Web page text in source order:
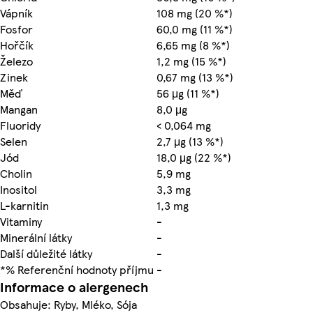
Vápník
108 mg (20 %*)
Fosfor
60,0 mg (11 %*)
Hořčík
6,65 mg (8 %*)
Železo
1,2 mg (15 %*)
Zinek
0,67 mg (13 %*)
Měď
56 μg (11 %*)
Mangan
8,0 μg
Fluoridy
< 0,064 mg
Selen
2,7 μg (13 %*)
Jód
18,0 μg (22 %*)
Cholin
5,9 mg
Inositol
3,3 mg
L-karnitin
1,3 mg
Vitaminy
-
Minerální látky
-
Další důležité látky
-
*% Referenční hodnoty příjmu -
Informace o alergenech
Obsahuje: Ryby, Mléko, Sója